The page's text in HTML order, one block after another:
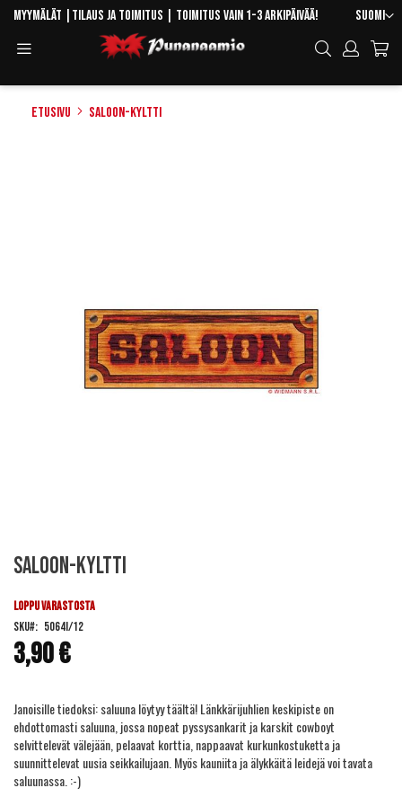
Skip
Content
Kieli
Suomi
Myymälät Tilaus ja toimitus | Toimitus vain 1-3 arkipäivää!
Hae
Etusivu SALOON-kyltti
to
beginning
the
images
gallery
SALOON-kyltti
3,90 €
LOPPU VARASTOSTA
SKU
5064I/12
Janoisille tiedoksi: saluuna löytyy täältä! Länkkärijuhlien keskipiste on
ehdottomasti saluuna, jossa nopeat pyssysankarit ja karskit cowboyt
selvittelevät välejään, pelaavat korttia, nappaavat kurkunkostuketta ja
suunnittelevat uusia seikkailujaan. Myös kauniita ja älykkäitä leidejä voi tavata
saluunassa. :-)